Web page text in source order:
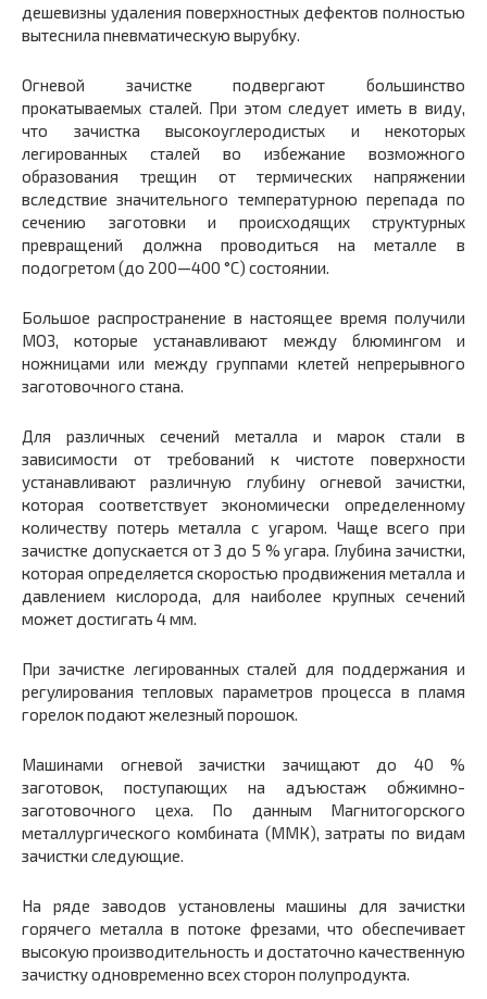
дешевизны удаления поверхностных дефектов полностью
вытеснила пневматическую вырубку.
Огневой зачистке подвергают большинство
прокатываемых сталей. При этом следует иметь в виду,
что зачистка высокоуглеродистых и некоторых
легированных сталей во избежание возможного
образования трещин от термических напряжении
вследствие значительного температурною перепада по
сечению заготовки и происходящих структурных
превращений должна проводиться на металле в
подогретом (до 200—400 °С) состоянии.
Большое распространение в настоящее время получили
МОЗ, которые устанавливают между блюмингом и
ножницами или между группами клетей непрерывного
заготовочного стана.
Для различных сечений металла и марок стали в
зависимости от требований к чистоте поверхности
устанавливают различную глубину огневой зачистки,
которая соответствует экономически определенному
количеству потерь металла с угаром. Чаще всего при
зачистке допускается от 3 до 5 % угара. Глубина зачистки,
которая определяется скоростью продвижения металла и
давлением кислорода, для наиболее крупных сечений
может достигать 4 мм.
При зачистке легированных сталей для поддержания и
регулирования тепловых параметров процесса в пламя
горелок подают железный порошок.
Машинами огневой зачистки зачищают до 40 %
заготовок, поступающих на адъюстаж обжимно-
заготовочного цеха. По данным Магнитогорского
металлургического комбината (ММК), затраты по видам
зачистки следующие.
На ряде заводов установлены машины для зачистки
горячего металла в потоке фрезами, что обеспечивает
высокую производительность и достаточно качественную
зачистку одновременно всех сторон полупродукта.